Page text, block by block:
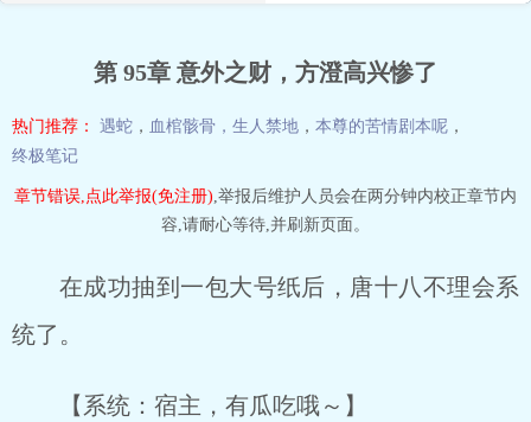
第 95章 意外之财，方澄高兴惨了
热门推荐： 遇蛇 ， 血棺骸骨，生人禁地 ， 本尊的苦情剧本呢 ，
终极笔记
章节错误,点此举报(免注册),举报后维护人员会在两分钟内校正章节内
容,请耐心等待,并刷新页面。
在成功抽到一包大号纸后，唐十八不理会系
统了。
【系统：宿主，有瓜吃哦～】